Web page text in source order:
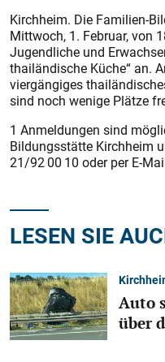
Kirchheim. Die Familien-
Mittwoch, 1. Februar, von
Jugendliche und
thailändische Küche“ an.
viergängiges
sind noch wenige Plätze
1 Anmeldungen sind
Bildungsstätte Kirchheim
21/92 00 10 oder per E-
LESEN SIE
Auto
über